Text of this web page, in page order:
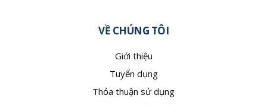
VỀ CHÚNG TÔI
Giới thiệu
Tuyển dụng
Thỏa thuận sử dụng